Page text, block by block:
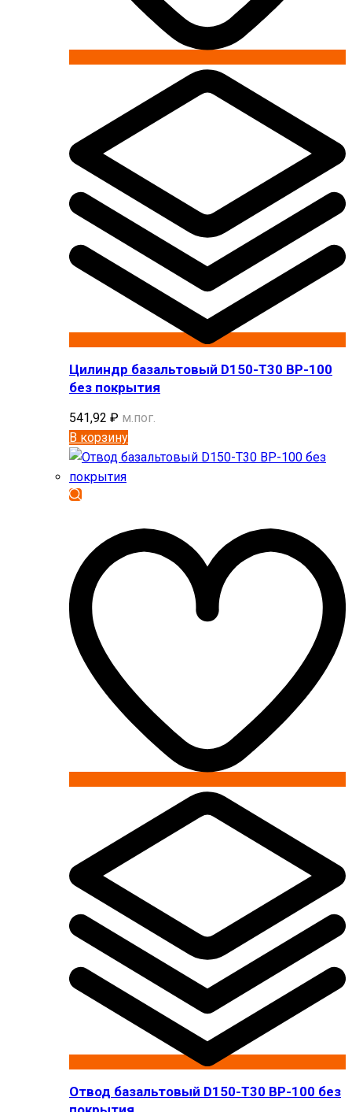
Цилиндр базальтовый D150-T30 BP-100
без покрытия
541,92 ₽ м.пог.
В корзину
Отвод базальтовый D150-T30 BP-100 без